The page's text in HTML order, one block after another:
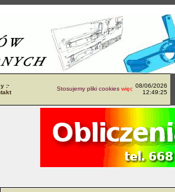
:·
Stosujemy pliki cookieswięcej... 08/06/2026
12:49:25